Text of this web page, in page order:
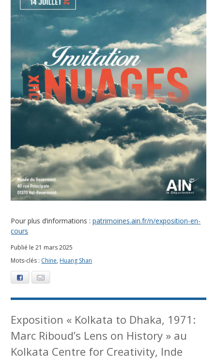
Pour plus d’informations :patrimoines.ain.fr/n/exposition-en-
cours
Publié le 21 mars 2025
Mots-clés : Chine, Huang Shan
Facebook
Exposition « Kolkata to Dhaka, 1971:
Marc Riboud’s Lens on History » au
Kolkata Centre for Creativity, Inde